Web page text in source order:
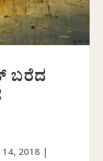
ಬರೆದ
14, 2018